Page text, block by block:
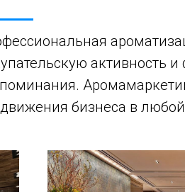
активность
бизнеса в